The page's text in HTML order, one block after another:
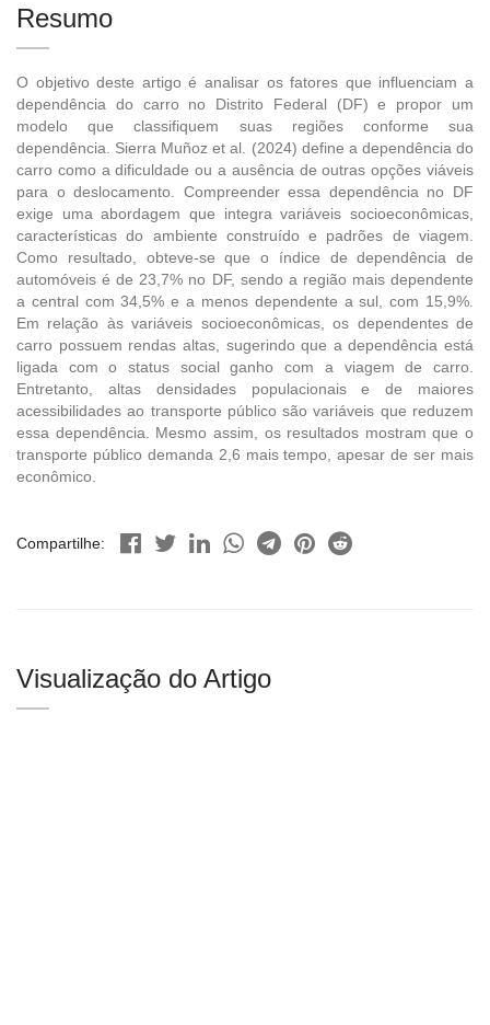
Resumo
O objetivo deste artigo é analisar os fatores que influenciam a
dependência do carro no Distrito Federal (DF) e propor um
modelo que classifiquem suas regiões conforme sua
dependência. Sierra Muñoz et al. (2024) define a dependência do
carro como a dificuldade ou a ausência de outras opções viáveis
para o deslocamento. Compreender essa dependência no DF
exige uma abordagem que integra variáveis socioeconômicas,
características do ambiente construído e padrões de viagem.
Como resultado, obteve-se que o índice de dependência de
automóveis é de 23,7% no DF, sendo a região mais dependente
a central com 34,5% e a menos dependente a sul, com 15,9%.
Em relação às variáveis socioeconômicas, os dependentes de
carro possuem rendas altas, sugerindo que a dependência está
ligada com o status social ganho com a viagem de carro.
Entretanto, altas densidades populacionais e de maiores
acessibilidades ao transporte público são variáveis que reduzem
essa dependência. Mesmo assim, os resultados mostram que o
transporte público demanda 2,6 mais tempo, apesar de ser mais
econômico.
Compartilhe:
Visualização do Artigo